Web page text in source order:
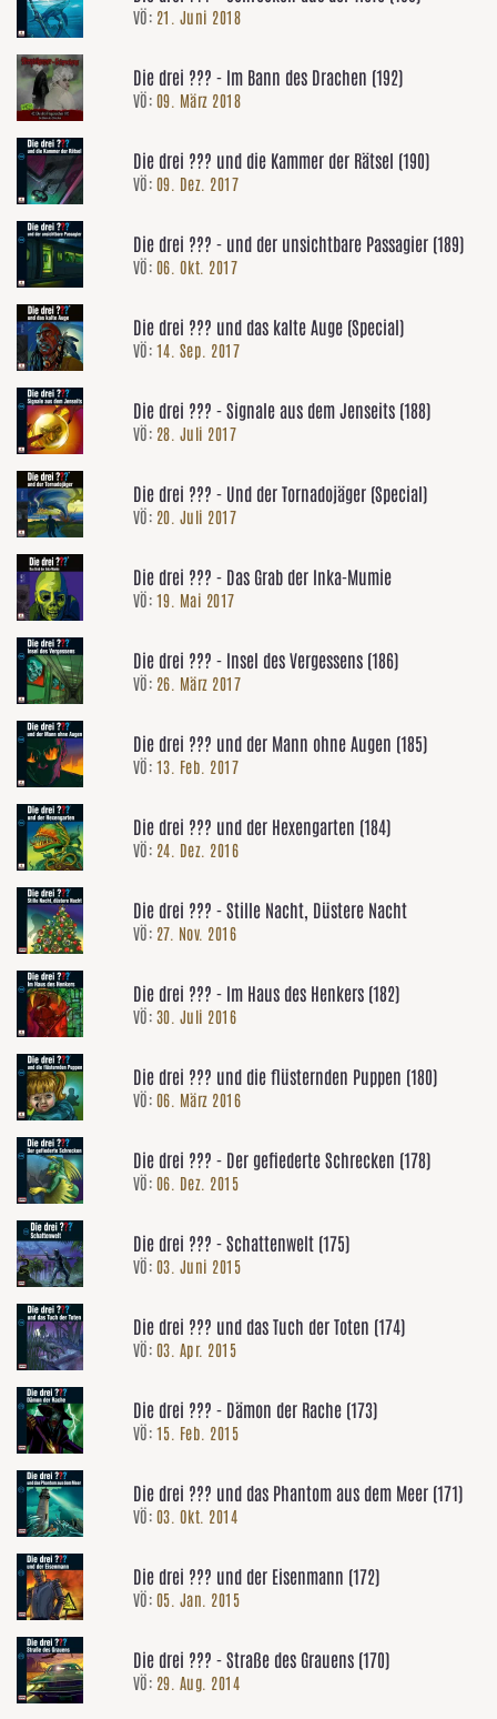
VÖ: 21. Juni 2018
Die drei ??? - Im Bann des Drachen (192)
VÖ: 09. März 2018
Die drei ??? und die Kammer der Rätsel (190)
VÖ: 09. Dez. 2017
Die drei ??? - und der unsichtbare Passagier (189)
VÖ: 06. Okt. 2017
Die drei ??? und das kalte Auge (Special)
VÖ: 14. Sep. 2017
Die drei ??? - Signale aus dem Jenseits (188)
VÖ: 28. Juli 2017
Die drei ??? - Und der Tornadojäger (Special)
VÖ: 20. Juli 2017
Die drei ??? - Das Grab der Inka-Mumie
VÖ: 19. Mai 2017
Die drei ??? - Insel des Vergessens (186)
VÖ: 26. März 2017
Die drei ??? und der Mann ohne Augen (185)
VÖ: 13. Feb. 2017
Die drei ??? und der Hexengarten (184)
VÖ: 24. Dez. 2016
Die drei ??? - Stille Nacht, Düstere Nacht
VÖ: 27. Nov. 2016
Die drei ??? - Im Haus des Henkers (182)
VÖ: 30. Juli 2016
Die drei ??? und die flüsternden Puppen (180)
VÖ: 06. März 2016
Die drei ??? - Der gefiederte Schrecken (178)
VÖ: 06. Dez. 2015
Die drei ??? - Schattenwelt (175)
VÖ: 03. Juni 2015
Die drei ??? und das Tuch der Toten (174)
VÖ: 03. Apr. 2015
Die drei ??? - Dämon der Rache (173)
VÖ: 15. Feb. 2015
Die drei ??? und das Phantom aus dem Meer (171)
VÖ: 03. Okt. 2014
Die drei ??? und der Eisenmann (172)
VÖ: 05. Jan. 2015
Die drei ??? - Straße des Grauens (170)
VÖ: 29. Aug. 2014